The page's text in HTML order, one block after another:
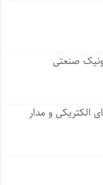
صنعتی
الکتریکی و مدار